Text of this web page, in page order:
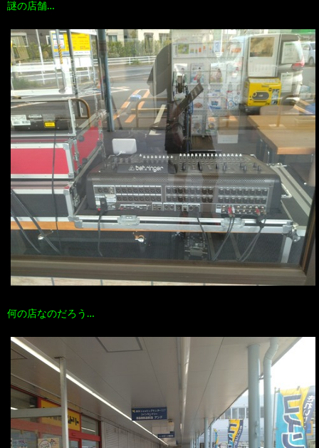
謎の店舗…
何の店なのだろう…